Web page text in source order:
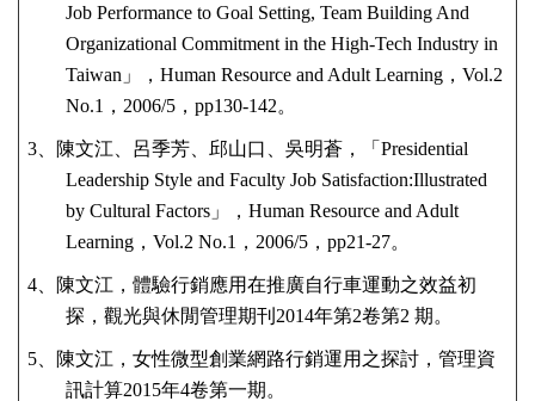
Job Performance to Goal Setting, Team Building And
Organizational Commitment in the High-Tech Industry in
Taiwan」，Human Resource and Adult Learning，Vol.2
No.1，2006/5，pp130-142。
3、陳文江、呂季芳、邱山口、吳明蒼，「Presidential
Leadership Style and Faculty Job Satisfaction:Illustrated
by Cultural Factors」，Human Resource and Adult
Learning，Vol.2 No.1，2006/5，pp21-27。
4、陳文江，體驗行銷應用在推廣自行車運動之效益初
探，觀光與休閒管理期刊2014年第2卷第2 期。
5、陳文江，女性微型創業網路行銷運用之探討，管理資
訊計算2015年4卷第一期。